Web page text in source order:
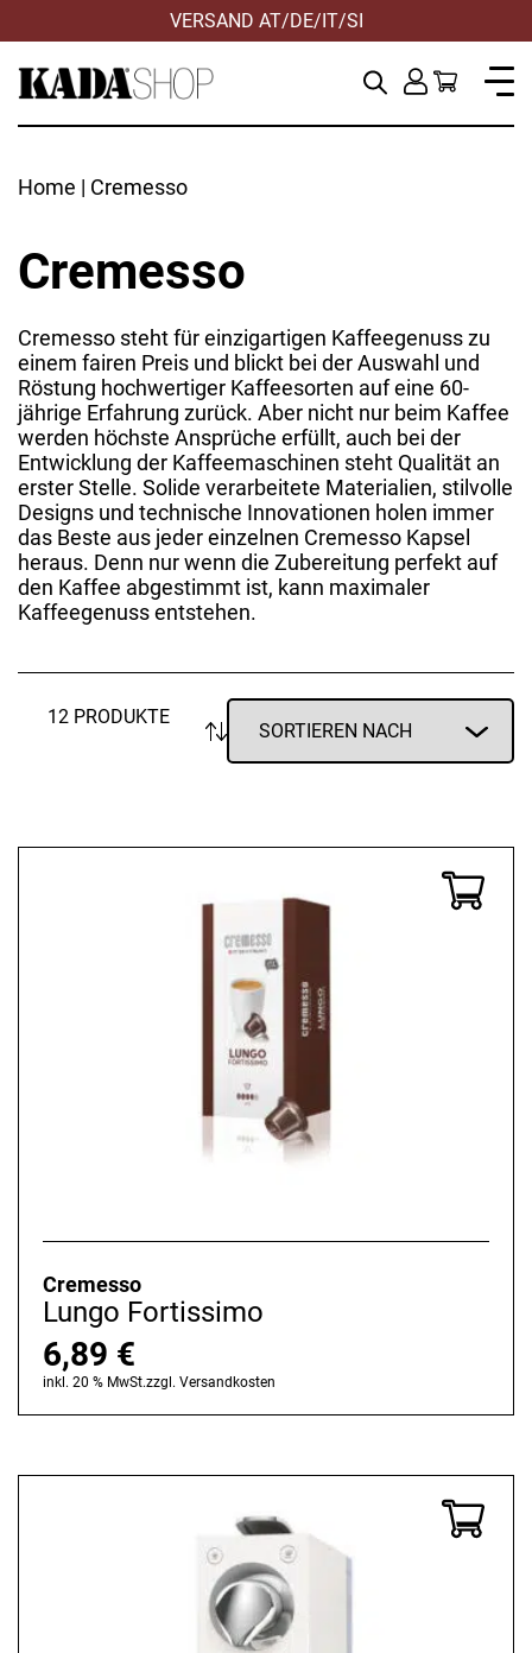
VERSAND AT/DE/IT/SI
Home | Cremesso
Cremesso
Cremesso steht für einzigartigen Kaffeegenuss zu
einem fairen Preis und blickt bei der Auswahl und
Röstung hochwertiger Kaffeesorten auf eine 60-
jährige Erfahrung zurück. Aber nicht nur beim Kaffee
werden höchste Ansprüche erfüllt, auch bei der
Entwicklung der Kaffeemaschinen steht Qualität an
erster Stelle. Solide verarbeitete Materialien, stilvolle
Designs und technische Innovationen holen immer
das Beste aus jeder einzelnen Cremesso Kapsel
heraus. Denn nur wenn die Zubereitung perfekt auf
den Kaffee abgestimmt ist, kann maximaler
Kaffeegenuss entstehen.
12 PRODUKTE
Cremesso
Lungo Fortissimo
6,89 €
inkl. 20 % MwSt.zzgl. Versandkosten